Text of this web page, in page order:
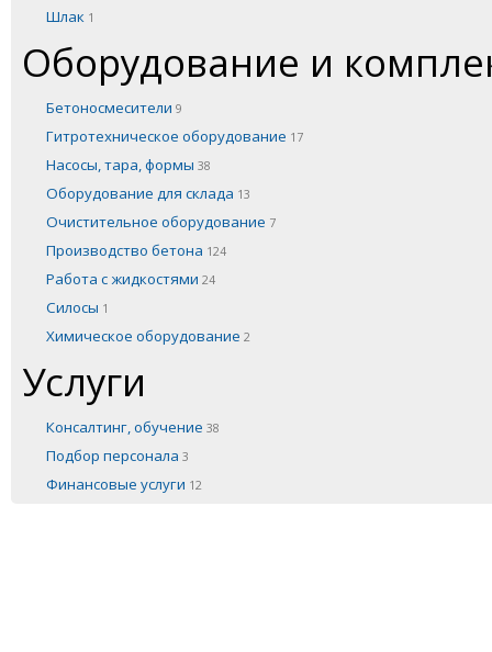
Шлак 1
Оборудование и
Бетоносмесители 9
Гитротехническое оборудование 17
Насосы, тара, формы 38
Оборудование для склада 13
Очистительное оборудование 7
Производство бетона 124
Работа с жидкостями 24
Силосы 1
Химическое оборудование 2
Услуги
Консалтинг, обучение 38
Подбор персонала 3
Финансовые услуги 12